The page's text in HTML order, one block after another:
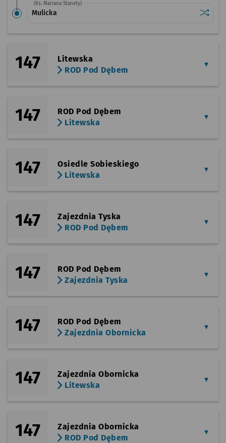
(Ks. Mariana Stanety)
Mulicka
147
Litewska
ROD Pod Dębem
147
ROD Pod Dębem
Litewska
147
Osiedle Sobieskiego
Litewska
147
Zajezdnia Tyska
ROD Pod Dębem
147
ROD Pod Dębem
Zajezdnia Tyska
147
ROD Pod Dębem
Zajezdnia Obornicka
147
Zajezdnia Obornicka
Litewska
147
Zajezdnia Obornicka
ROD Pod Dębem